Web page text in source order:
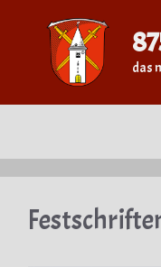
springen
das